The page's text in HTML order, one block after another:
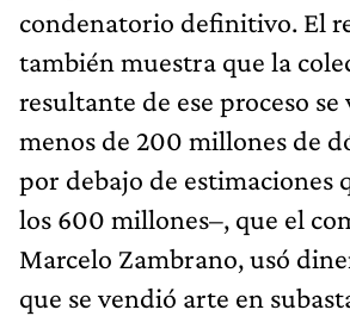
condenatorio definitivo. El
también muestra que la
resultante de ese proceso
menos de 200 millones de
por debajo de estimaciones
los 600 millones–, que el
Marcelo Zambrano, usó
que se vendió arte en